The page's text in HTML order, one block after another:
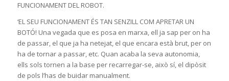
FUNCIONAMENT DEL ROBOT.
‘EL SEU FUNCIONAMENT ÉS TAN SENZILL COM APRETAR UN
BOTÓ! Una vegada que es posa en marxa, ell ja sap per on ha
de passar, el que ja ha netejat, el que encara està brut, per on
ha de tornar a passar, etc. Quan acaba la seva autonomia,
ells sols tornen a la base per recarregar-se, això sí, el dipòsit
de pols l’has de buidar manualment.